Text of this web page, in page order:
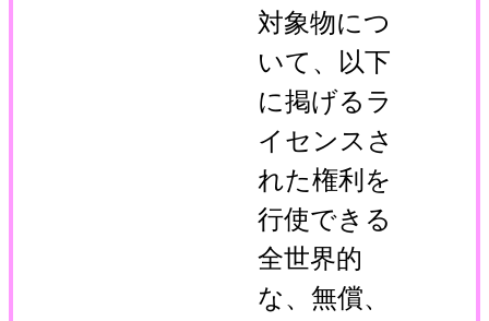
対象物につ
いて、以下
に掲げるラ
イセンスさ
れた権利を
行使できる
全世界的
な、無償、